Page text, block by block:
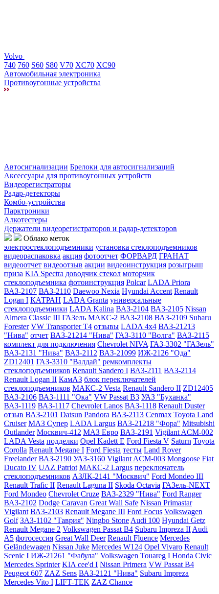
Volvo
740 760 S60 S80 V70 XC70 XC90
Автомобильная электроника
Противоугонные устройства
Автосигнализации Брелоки для автосигнализаций
Аксессуары для противоугонных устройств
Видеорегистраторы
Радар-детекторы
Комбо-устройства
Парктроники
Алкотестеры
Держатели видеорегистраторов и радар-детекторов
Облако меток
электростеклоподъемники установка стеклоподъемников
видеораспаковка акция фотоотчет ФОРВАРД ГРАНАТ
видеоотчет видеоотзыв акции видеоинструкция розыгрыш
приза KIA Spectra доводчик стекол моторчик
стеклоподъемника фотоинструкция Polcar LADA Priora
ВАЗ-2107 ВАЗ-2110 Daewoo Nexia Hyundai Accent Renault
Logan I КАТРАН LADA Granta универсальные
стеклоподъемники LADA Kalina ВАЗ-2104 ВАЗ-2105 Nissan
Almera Classic III ГАЗель МАКС-2 ВАЗ-2108 ВАЗ-2109 Subaru
Forester VW Transporter T4 отзывы LADA 4x4 ВАЗ-21213
"Нива" отчет ВАЗ-21214 "Нива" ГАЗ-3110 "Волга" ВАЗ-2115
комплект для подключения Chevrolet NIVA ГАЗ-3302 "ГАЗель"
ВАЗ-2131 "Нива" ВАЗ-2112 ВАЗ-21099 ИЖ-2126 "Ода"
ZD12401 ГАЗ-3310 "Валдай" ремкомплекты
стеклоподъемников Renault Sandero I ВАЗ-2111 ВАЗ-2114
Renault Logan II КамАЗ блок переключателей
стеклоподъемников МАКС-2 Vesta Renault Sandero II ZD12405
ВАЗ-2106 ВАЗ-1111 "Ока" VW Passat B3 УАЗ "Буханка"
ВАЗ-1119 ВАЗ-1117 Chevrolet Lanos ВАЗ-1118 Renault Duster
отзыв ВАЗ-2101 Datsun Pandora ВАЗ-2113 Cenmax Toyota Land
Cruiser МАЗ Супер LADA Largus ВАЗ-21218 "Фора" Mitsubishi
Outlander Москвич-412 МАЗ Евро ВАЗ-2191 Vigilant ACM-002
LADA Vesta подделки Opel Kadett E Ford Fiesta V Saturn Toyota
Corolla Renault Megane I Ford Fiesta тесты Land Rover
Freelander ВАЗ-2190 УАЗ-3160 Vigilant ACM-003 Mongoose Fiat
Ducato IV UAZ Patriot МАКС-2 Largus переключатель
стеклоподъемников АЗЛК-2141 "Москвич" Ford Mondeo III
Renault Trafic II Renault Laguna II Skoda Octavia ГАЗель-NEXT
Ford Mondeo Chevrolet Cruze ВАЗ-2329 "Нива" Ford Ranger
ВАЗ-2102 Dodge Caravan Great Wall Safe Nissan Primastar
Vigilant ВАЗ-2103 Renault Megane III Ford Focus Volkswagen
Golf ЗАЗ-1102 "Таврия" Ningbo Stone Audi 100 Hyundai Getz
Renault Megane 2 Volkswagen Passat B4 Subaru Impreza II Audi
A5 фотосессия Great Wall Deer Renault Fluence Mercedes
Geländewagen Nissan Juke Mercedes W124 Opel Vivaro Renault
Scenic I ИЖ-21261 "Фабула" Volkswagen Touareg I Honda Civic
Mercedes Sprinter KIA cee'd I Nissan Primera VW Passat B4
Peugeot 607 ZAZ Sens ВАЗ-2121 "Нива" Subaru Impreza
Mercedes Vito I LIFT-TEK ZAZ Chance